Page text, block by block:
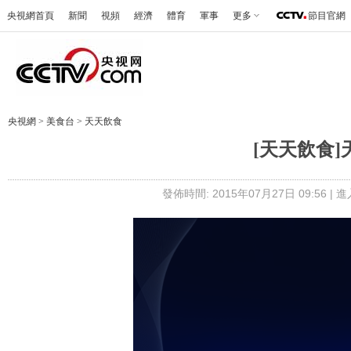
央視網首頁 新聞 視頻 經濟 體育 軍事 更多 節目官網
央視網 > 美食台 > 天天飲食
[天天飲食]
發佈時間: 2015年07月27日 09:56 | 進